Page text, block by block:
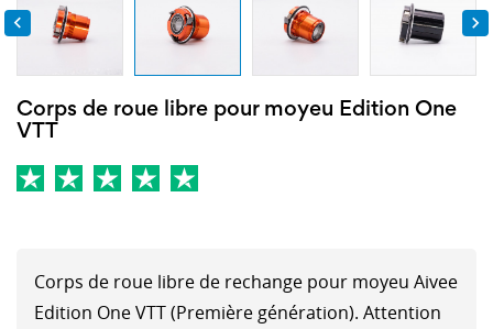
 
Corps de roue libre pour moyeu Edition One
VTT
Corps de roue libre de rechange pour moyeu Aivee
Edition One VTT (Première génération). Attention